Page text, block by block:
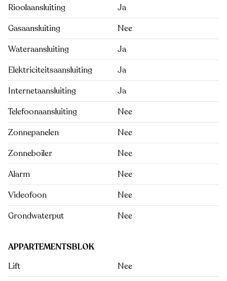
Rioolaansluiting
Ja
Gasaansluiting
Nee
Wateraansluiting
Ja
Elektriciteitsaansluiting
Ja
Internetaansluiting
Ja
Telefoonaansluiting
Nee
Zonnepanelen
Nee
Zonneboiler
Nee
Alarm
Nee
Videofoon
Nee
Grondwaterput
Nee
APPARTEMENTSBLOK
Lift
Nee